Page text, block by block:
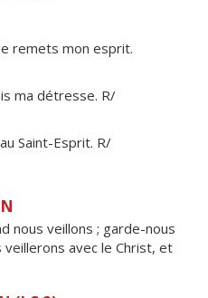
remets mon esprit.
ma détresse. R/
Saint-Esprit. R/
nous veillons ; garde-nous
avec le Christ, et